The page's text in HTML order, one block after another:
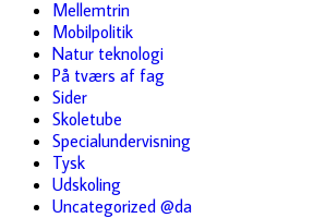
Mellemtrin
Mobilpolitik
Natur teknologi
På tværs af fag
Sider
Skoletube
Specialundervisning
Tysk
Udskoling
Uncategorized @da